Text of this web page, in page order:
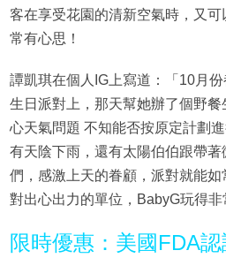
客在享受花園的清新空氣時，又
常有心思！
譚凱琪在個人IG上寫道：「10月
生日派對上，那天幫她辦了個野
心天氣問題 不知能否按原定計劃
有天陰下雨，還有太陽伯伯跟帶
們，感激上天的眷顧，派對就能
對出心出力的單位，BabyG玩得非
限時優惠：美國FDA